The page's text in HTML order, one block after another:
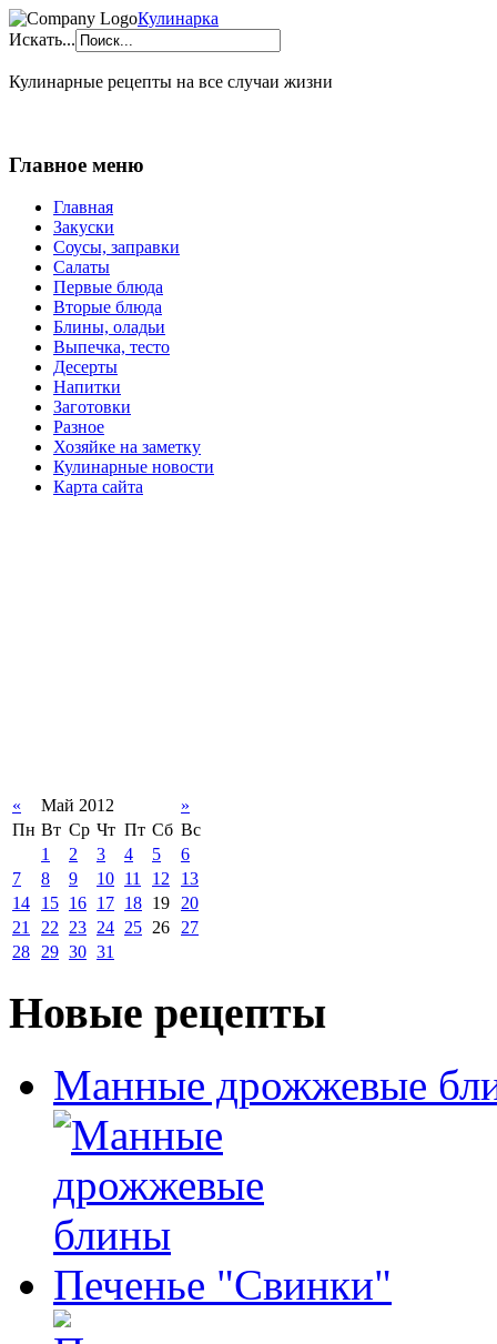
Кулинарка
Искать...
Кулинарные рецепты на все случаи жизни
Главное меню
Главная
Закуски
Соусы, заправки
Салаты
Первые блюда
Вторые блюда
Блины, оладьи
Выпечка, тесто
Десерты
Напитки
Заготовки
Разное
Хозяйке на заметку
Кулинарные новости
Карта сайта
« Май 2012
»
Пн Вт Ср Чт Пт Сб Вс
1
2 3 4 5
6
7
8 9 10 11 12
13
14
15 16 17 18 19 20
21
22 23 24 25 26 27
28 29 30 31
Новые рецепты
Манные дрожжевые
Печенье "Свинки"